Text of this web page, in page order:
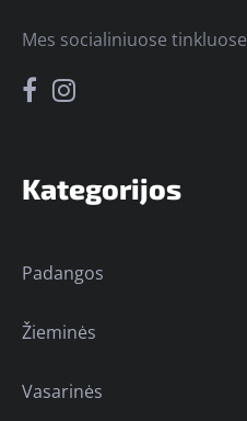
Kategorijos
Padangos
Žieminės
Vasarinės
Mes socialiniuose tinkluose